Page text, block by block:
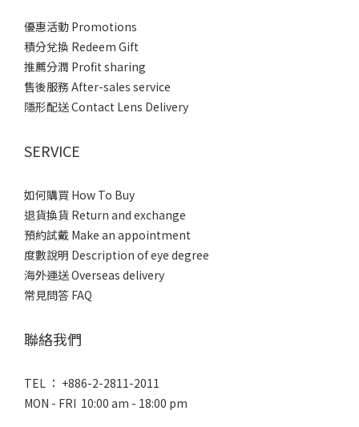
優惠活動 Promotions
積分兌換 Redeem Gift
推薦分潤 Profit sharing
售後服務 After-sales service
隱形配送 Contact Lens Delivery
SERVICE
如何購買 How To Buy
退貨換貨 Return and exchange
預約試戴 Make an appointment
度數說明 Description of eye degree
海外運送 Overseas delivery
常見問答 FAQ
聯絡我們
TEL ： +886-2-2811-2011
MON - FRI 10:00 am - 18:00 pm